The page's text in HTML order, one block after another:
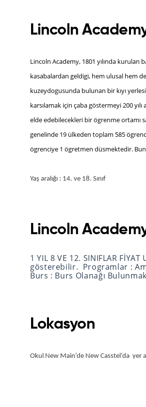
Lincoln
Lincoln Academy, 1801 yılında kurulan
kasabalardan geldigi, hem ulusal hem
kuzeydogusunda bulunan bir kıyı
karsılamak için çaba göstermeyi 200
elde edebilecekleri bir ögrenme ortamı
genelinde 19 ülkeden toplam 585
ögrenciye 1 ögretmen düsmektedir.
Yaş aralığı : 14. ve 18. Sınıf
Lincoln
1 YIL 8 VE 12. SINIFLAR
gösterebilir. Programlar :
Burs : Burs Olanağı
Lokasyon
Okul New Main’de New Casstel’da  yer